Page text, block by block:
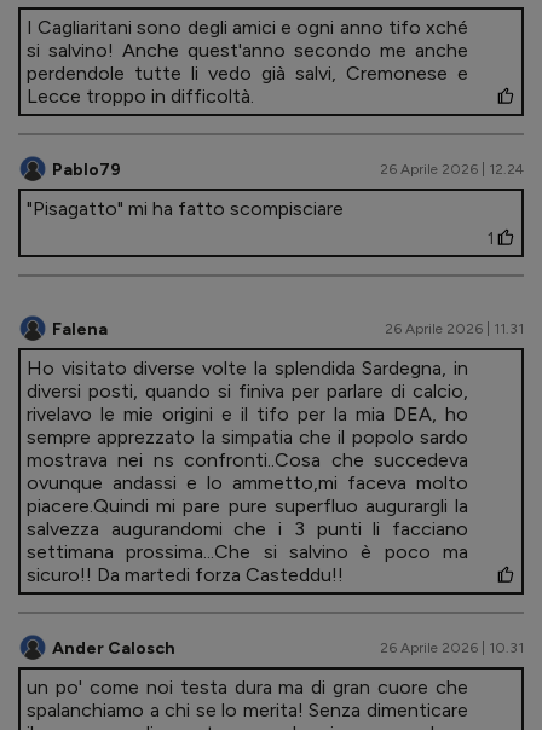
I Cagliaritani sono degli amici e ogni anno tifo xché
si salvino! Anche quest'anno secondo me anche
perdendole tutte li vedo già salvi, Cremonese e
Lecce troppo in difficoltà.
Pablo79 26 Aprile 2026 | 12.24
"Pisagatto" mi ha fatto scompisciare
1
Falena 26 Aprile 2026 | 11.31
Ho visitato diverse volte la splendida Sardegna, in
diversi posti, quando si finiva per parlare di calcio,
rivelavo le mie origini e il tifo per la mia DEA, ho
sempre apprezzato la simpatia che il popolo sardo
mostrava nei ns confronti..Cosa che succedeva
ovunque andassi e lo ammetto,mi faceva molto
piacere.Quindi mi pare pure superfluo augurargli la
salvezza augurandomi che i 3 punti li facciano
settimana prossima...Che si salvino è poco ma
sicuro!! Da martedi forza Casteddu!!
Ander Calosch 26 Aprile 2026 | 10.31
un po' come noi testa dura ma di gran cuore che
spalanchiamo a chi se lo merita! Senza dimenticare